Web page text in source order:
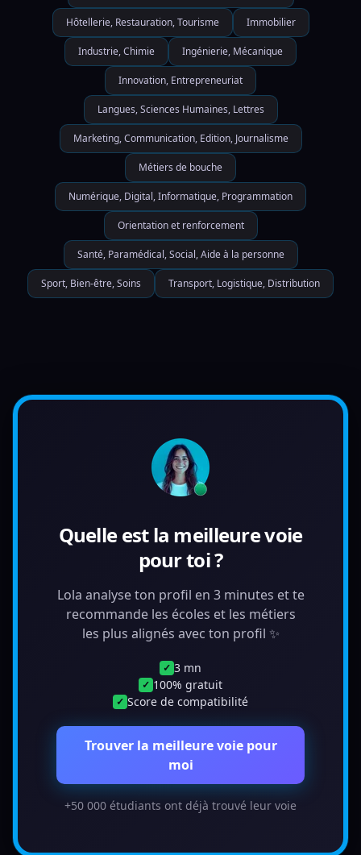
Hôtellerie, Restauration, Tourisme Immobilier
Industrie, Chimie Ingénierie, Mécanique
Innovation, Entrepreneuriat
Langues, Sciences Humaines, Lettres
Marketing, Communication, Edition, Journalisme
Métiers de bouche
Numérique, Digital, Informatique, Programmation
Orientation et renforcement
Santé, Paramédical, Social, Aide à la personne
Sport, Bien-être, Soins Transport, Logistique, Distribution
Quelle est la meilleure voie
pour toi ?
Lola analyse ton profil en 3 minutes et te
recommande les écoles et les métiers
les plus alignés avec ton profil ✨
✓ 3 mn
✓ 100% gratuit
✓ Score de compatibilité
Trouver la meilleure voie pour
moi
+50 000 étudiants ont déjà trouvé leur voie